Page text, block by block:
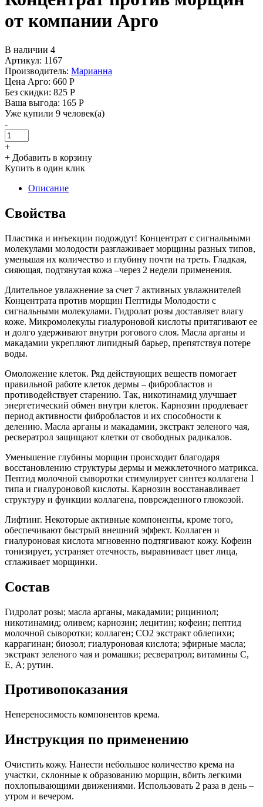
от компании Арго
В наличии 4
Артикул: 1167
Производитель: Марианна
Цена Арго: 660 Р
Без скидки: 825 Р
Ваша выгода: 165 Р
Уже купили 9 человек(а)
-
+
+ Добавить в корзину
Купить в один клик
Описание
Свойства
Пластика и инъекции подождут! Концентрат с сигнальными
молекулами молодости разглаживает морщины разных типов,
уменьшая их количество и глубину почти на треть. Гладкая,
сияющая, подтянутая кожа –через 2 недели применения.
Длительное увлажнение за счет 7 активных увлажнителей
Концентрата против морщин Пептиды Молодости с
сигнальными молекулами. Гидролат розы доставляет влагу
коже. Микромолекулы гиалуроновой кислоты притягивают ее
и долго удерживают внутри рогового слоя. Масла арганы и
макадамии укрепляют липидный барьер, препятствуя потере
воды.
Омоложение клеток. Ряд действующих веществ помогает
правильной работе клеток дермы – фибробластов и
противодействует старению. Так, никотинамид улучшает
энергетический обмен внутри клеток. Карнозин продлевает
период активности фибробластов и их способности к
делению. Масла арганы и макадамии, экстракт зеленого чая,
ресвератрол защищают клетки от свободных радикалов.
Уменьшение глубины морщин происходит благодаря
восстановлению структуры дермы и межклеточного матрикса.
Пептид молочной сыворотки стимулирует синтез коллагена 1
типа и гиалуроновой кислоты. Карнозин восстанавливает
структуру и функции коллагена, поврежденного глюкозой.
Лифтинг. Некоторые активные компоненты, кроме того,
обеспечивают быстрый внешний эффект. Коллаген и
гиалуроновая кислота мгновенно подтягивают кожу. Кофеин
тонизирует, устраняет отечность, выравнивает цвет лица,
сглаживает морщинки.
Состав
Гидролат розы; масла арганы, макадамии; рициниол;
никотинамид; оливем; карнозин; лецитин; кофеин; пептид
молочной сыворотки; коллаген; СО2 экстракт облепихи;
каррагинан; биозол; гиалуроновая кислота; эфирные масла;
экстракт зеленого чая и ромашки; ресвератрол; витамины С,
Е, А; рутин.
Противопоказания
Непереносимость компонентов крема.
Инструкция по применению
Очистить кожу. Нанести небольшое количество крема на
участки, склонные к образованию морщин, вбить легкими
похлопывающими движениями. Использовать 2 раза в день –
утром и вечером.